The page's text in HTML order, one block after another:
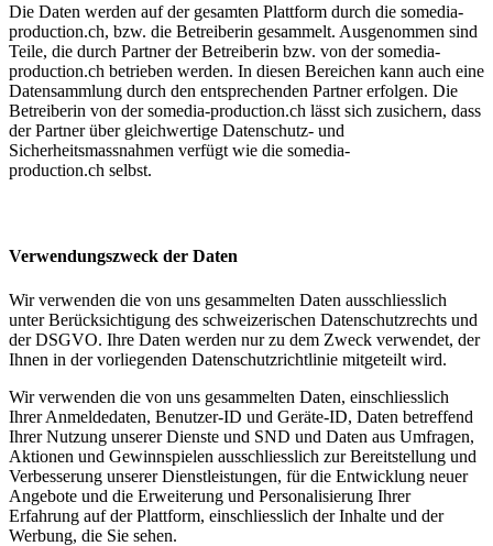
Die Daten werden auf der gesamten Plattform durch die somedia-
production.ch, bzw. die Betreiberin gesammelt. Ausgenommen sind
Teile, die durch Partner der Betreiberin bzw. von der somedia-
production.ch betrieben werden. In diesen Bereichen kann auch eine
Datensammlung durch den entsprechenden Partner erfolgen. Die
Betreiberin von der somedia-production.ch lässt sich zusichern, dass
der Partner über gleichwertige Datenschutz- und
Sicherheitsmassnahmen verfügt wie die somedia-
production.ch selbst.
Verwendungszweck der Daten
Wir verwenden die von uns gesammelten Daten ausschliesslich
unter Berücksichtigung des schweizerischen Datenschutzrechts und
der DSGVO. Ihre Daten werden nur zu dem Zweck verwendet, der
Ihnen in der vorliegenden Datenschutzrichtlinie mitgeteilt wird.
Wir verwenden die von uns gesammelten Daten, einschliesslich
Ihrer Anmeldedaten, Benutzer-ID und Geräte-ID, Daten betreffend
Ihrer Nutzung unserer Dienste und SND und Daten aus Umfragen,
Aktionen und Gewinnspielen ausschliesslich zur Bereitstellung und
Verbesserung unserer Dienstleistungen, für die Entwicklung neuer
Angebote und die Erweiterung und Personalisierung Ihrer
Erfahrung auf der Plattform, einschliesslich der Inhalte und der
Werbung, die Sie sehen.